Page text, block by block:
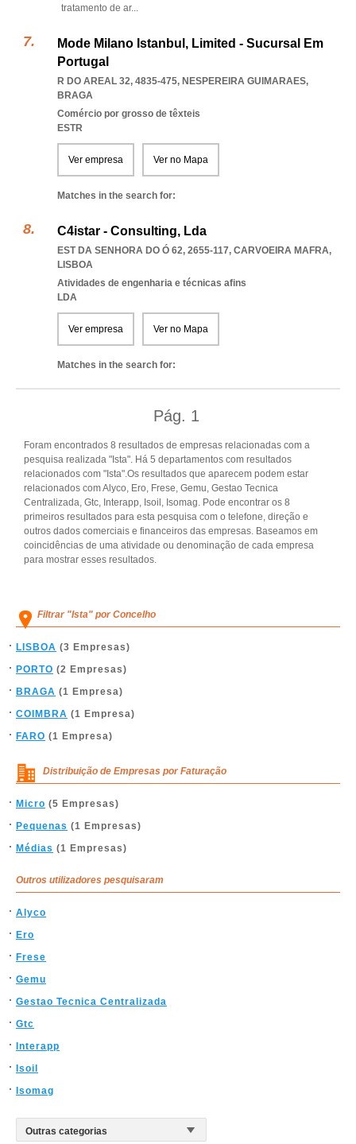
tratamento de ar...
Mode Milano Istanbul, Limited - Sucursal Em
Portugal
R DO AREAL 32, 4835-475, NESPEREIRA GUIMARAES,
BRAGA
Comércio por grosso de têxteis
ESTR
Ver empresa Ver no Mapa
Matches in the search for:
C4istar - Consulting, Lda
EST DA SENHORA DO Ó 62, 2655-117, CARVOEIRA MAFRA,
LISBOA
Atividades de engenharia e técnicas afins
LDA
Ver empresa Ver no Mapa
Matches in the search for:
Pág. 1
Foram encontrados 8 resultados de empresas relacionadas com a
pesquisa realizada "Ista". Há 5 departamentos com resultados
relacionados com "Ista".Os resultados que aparecem podem estar
relacionados com Alyco, Ero, Frese, Gemu, Gestao Tecnica
Centralizada, Gtc, Interapp, Isoil, Isomag. Pode encontrar os 8
primeiros resultados para esta pesquisa com o telefone, direção e
outros dados comerciais e financeiros das empresas. Baseamos em
coincidências de uma atividade ou denominação de cada empresa
para mostrar esses resultados.
Filtrar "Ista" por Concelho
LISBOA (3 Empresas)
PORTO (2 Empresas)
BRAGA (1 Empresa)
COIMBRA (1 Empresa)
FARO (1 Empresa)
Distribuição de Empresas por Faturação
Micro (5 Empresas)
Pequenas (1 Empresas)
Médias (1 Empresas)
Outros utilizadores pesquisaram
Alyco
Ero
Frese
Gemu
Gestao Tecnica Centralizada
Gtc
Interapp
Isoil
Isomag